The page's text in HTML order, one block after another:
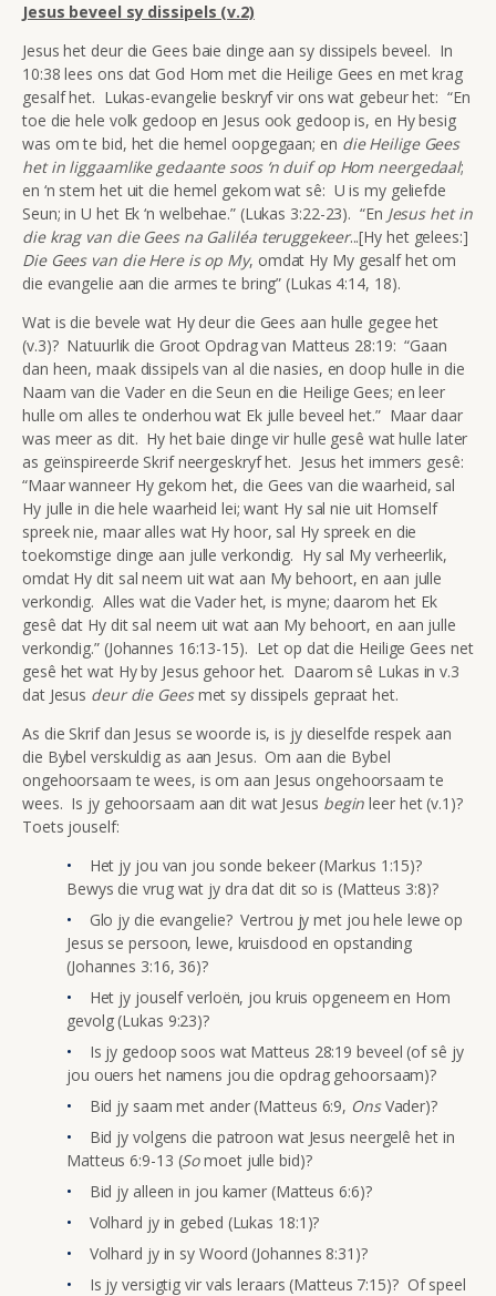
Jesus beveel sy dissipels (v.2)
Jesus het deur die Gees baie dinge aan sy dissipels beveel. In
10:38 lees ons dat God Hom met die Heilige Gees en met krag
gesalf het. Lukas-evangelie beskryf vir ons wat gebeur het: “En
toe die hele volk gedoop en Jesus ook gedoop is, en Hy besig
was om te bid, het die hemel oopgegaan; en die Heilige Gees
het in liggaamlike gedaante soos ‘n duif op Hom neergedaal;
en ‘n stem het uit die hemel gekom wat sê: U is my geliefde
Seun; in U het Ek ‘n welbehae.” (Lukas 3:22-23). “En Jesus het in
die krag van die Gees na Galiléa teruggekeer...[Hy het gelees:]
Die Gees van die Here is op My, omdat Hy My gesalf het om
die evangelie aan die armes te bring” (Lukas 4:14, 18).
Wat is die bevele wat Hy deur die Gees aan hulle gegee het
(v.3)? Natuurlik die Groot Opdrag van Matteus 28:19: “Gaan
dan heen, maak dissipels van al die nasies, en doop hulle in die
Naam van die Vader en die Seun en die Heilige Gees; en leer
hulle om alles te onderhou wat Ek julle beveel het.” Maar daar
was meer as dit. Hy het baie dinge vir hulle gesê wat hulle later
as geïnspireerde Skrif neergeskryf het. Jesus het immers gesê:
“Maar wanneer Hy gekom het, die Gees van die waarheid, sal
Hy julle in die hele waarheid lei; want Hy sal nie uit Homself
spreek nie, maar alles wat Hy hoor, sal Hy spreek en die
toekomstige dinge aan julle verkondig. Hy sal My verheerlik,
omdat Hy dit sal neem uit wat aan My behoort, en aan julle
verkondig. Alles wat die Vader het, is myne; daarom het Ek
gesê dat Hy dit sal neem uit wat aan My behoort, en aan julle
verkondig.” (Johannes 16:13-15). Let op dat die Heilige Gees net
gesê het wat Hy by Jesus gehoor het. Daarom sê Lukas in v.3
dat Jesus deur die Geesmet sy dissipels gepraat het.
As die Skrif dan Jesus se woorde is, is jy dieselfde respek aan
die Bybel verskuldig as aan Jesus. Om aan die Bybel
ongehoorsaam te wees, is om aan Jesus ongehoorsaam te
wees. Is jy gehoorsaam aan dit wat Jesus beginleer het (v.1)?
Toets jouself:
Het jy jou van jou sonde bekeer (Markus 1:15)?
Bewys die vrug wat jy dra dat dit so is (Matteus 3:8)?
Glo jy die evangelie? Vertrou jy met jou hele lewe op
Jesus se persoon, lewe, kruisdood en opstanding
(Johannes 3:16, 36)?
Het jy jouself verloën, jou kruis opgeneem en Hom
gevolg (Lukas 9:23)?
Is jy gedoop soos wat Matteus 28:19 beveel (of sê jy
jou ouers het namens jou die opdrag gehoorsaam)?
Bid jy saam met ander (Matteus 6:9, OnsVader)?
Bid jy volgens die patroon wat Jesus neergelê het in
Matteus 6:9-13 (Somoet julle bid)?
Bid jy alleen in jou kamer (Matteus 6:6)?
Volhard jy in gebed (Lukas 18:1)?
Volhard jy in sy Woord (Johannes 8:31)?
Is jy versigtig vir vals leraars (Matteus 7:15)? Of speel